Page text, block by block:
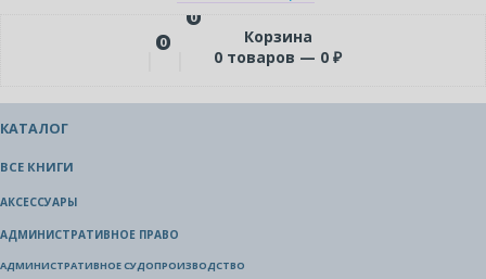
0
0
Корзина
0 товаров — 0 ₽
КАТАЛОГ
ВСЕ КНИГИ
АКСЕССУАРЫ
АДМИНИСТРАТИВНОЕ ПРАВО
АДМИНИСТРАТИВНОЕ СУДОПРОИЗВОДСТВО